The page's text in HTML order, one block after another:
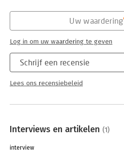
Schrijf een recensie
Lees ons recensiebeleid
Uw waardering
Log in om uw waardering te geven
Interviews en artikelen (1)
interview